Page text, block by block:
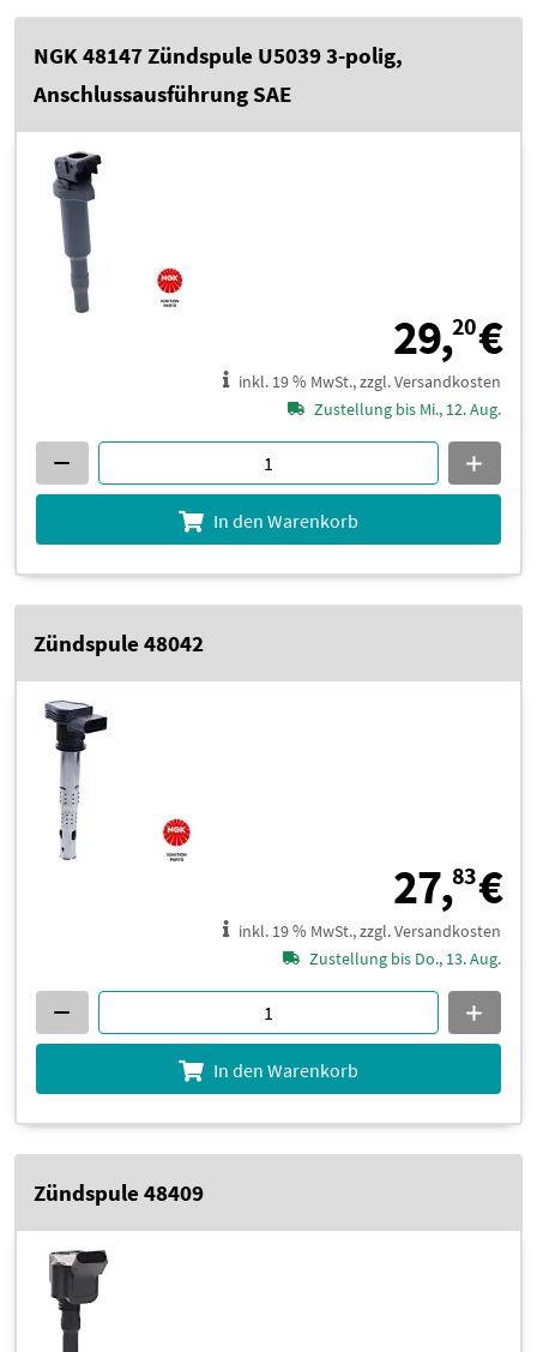
NGK 48147 Zündspule U5039 3-polig,
Anschlussausführung SAE
29,20€
inkl. 19 % MwSt., zzgl. Versandkosten
Zustellung bis Mi., 12. Aug.
In den Warenkorb
Zündspule 48042
27,83€
inkl. 19 % MwSt., zzgl. Versandkosten
Zustellung bis Do., 13. Aug.
In den Warenkorb
Zündspule 48409